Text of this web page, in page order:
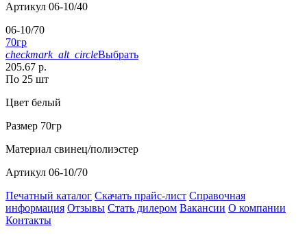
Артикул 06-10/40
06-10/70
70гр
checkmark_alt_circleВыбрать
205.67 р.
По 25 шт
Цвет белый
Размер 70гр
Материал свинец/полиэстер
Артикул 06-10/70
Печатный каталог Скачать прайс-лист Справочная
информация Отзывы Стать дилером Вакансии О компании
Контакты